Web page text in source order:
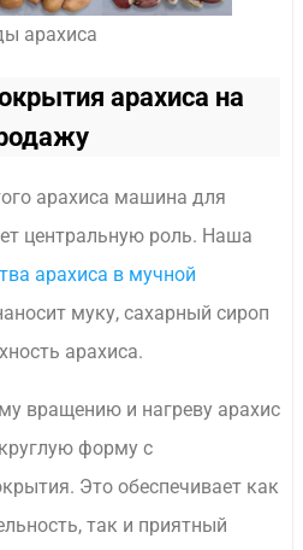
арахиса
арахиса на
арахиса машина для
центральную роль. Наша
арахиса в мучной
муку, сахарный сироп
арахиса.
вращению и нагреву арахис
форму с
Это обеспечивает как
так и приятный